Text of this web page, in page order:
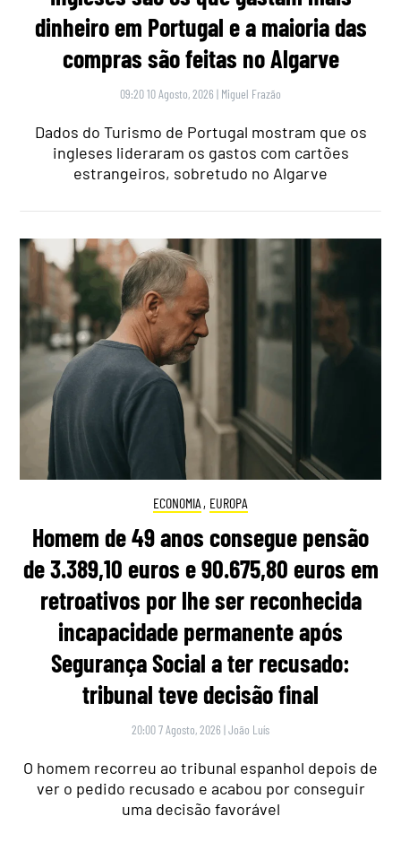
dinheiro em Portugal e a maioria das
compras são feitas no Algarve
09:20 10 Agosto, 2026 | Miguel Frazão
Dados do Turismo de Portugal mostram que os
ingleses lideraram os gastos com cartões
estrangeiros, sobretudo no Algarve
ECONOMIA , EUROPA
Homem de 49 anos consegue pensão
de 3.389,10 euros e 90.675,80 euros em
retroativos por lhe ser reconhecida
incapacidade permanente após
Segurança Social a ter recusado:
tribunal teve decisão final
20:00 7 Agosto, 2026 |João Luís
O homem recorreu ao tribunal espanhol depois de
ver o pedido recusado e acabou por conseguir
uma decisão favorável